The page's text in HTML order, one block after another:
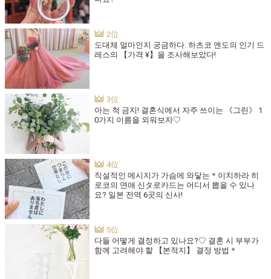
도대체 얼마인지 궁금하다. 하츠코 엔도의 인기 드
레스의 【가격 ¥】을 조사해보았다!
아는 척 금지! 결혼식에서 자주 쓰이는 《그린》 1
0가지 이름을 외워보자♡
직설적인 메시지가 가슴에 와닿는＊이치하라 히
로코의 연애 신タ로카드는 어디서 뽑을 수 있나
요? 일본 전역 6곳의 신사!
다들 어떻게 결정하고 있나요?♡ 결혼 시 부부가
함께 고려해야 할 【본적지】 결정 방법＊